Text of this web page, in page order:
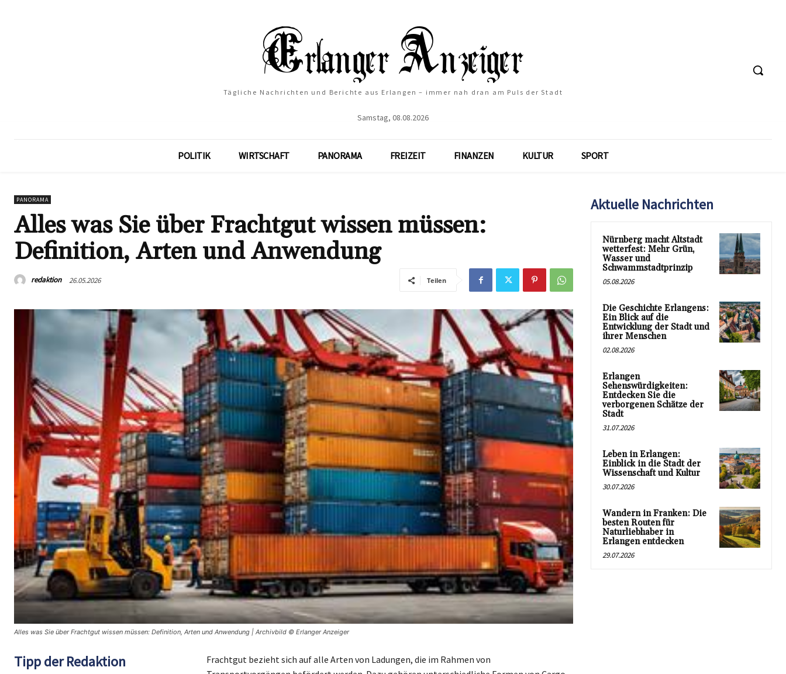
Tägliche Nachrichten und Berichte aus Erlangen – immer nah dran am Puls der Stadt
Samstag, 08.08.2026
POLITIK WIRTSCHAFT PANORAMA FREIZEIT FINANZEN KULTUR SPORT
PANORAMA
Alles was Sie über Frachtgut wissen müssen:
Definition, Arten und Anwendung
redaktion 26.05.2026 Teilen
Alles was Sie über Frachtgut wissen müssen: Definition, Arten und Anwendung | Archivbild © Erlanger Anzeiger
Tipp der Redaktion
Frachtgut bezieht sich auf alle Arten von Ladungen, die im Rahmen von
Aktuelle Nachrichten
Nürnberg macht Altstadt
wetterfest: Mehr Grün,
Wasser und
Schwammstadtprinzip
05.08.2026
Die Geschichte Erlangens:
Ein Blick auf die
Entwicklung der Stadt und
ihrer Menschen
02.08.2026
Erlangen
Sehenswürdigkeiten:
Entdecken Sie die
verborgenen Schätze der
Stadt
31.07.2026
Leben in Erlangen:
Einblick in die Stadt der
Wissenschaft und Kultur
30.07.2026
Wandern in Franken: Die
besten Routen für
Naturliebhaber in
Erlangen entdecken
29.07.2026